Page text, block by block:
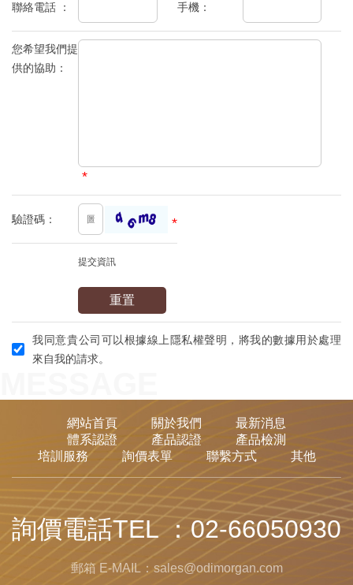
聯絡電話 ： 手機：
您希望我們提
供的協助：
*
驗證碼： *
提交資訊
重置
我同意貴公司可以根據線上隱私權聲明，將我的數據用於處理
來自我的請求。
網站首頁 關於我們
最新消息
體系認證
產品認證
產品檢測
培訓服務
詢價表單 聯繫方式 其他
詢價電話TEL ：02-66050930
郵箱 E-MAIL：sales@odimorgan.com